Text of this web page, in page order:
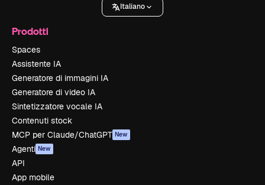
Italiano
Prodotti
Spaces
Assistente IA
Generatore di immagini IA
Generatore di video IA
Sintetizzatore vocale IA
Contenuti stock
MCP per Claude/ChatGPT New
Agenti New
API
App mobile